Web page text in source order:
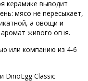
керамике выводит
мясо не пересыхает,
а овощи и
живого огня.
или компанию из 4-6
DinoEgg Classic